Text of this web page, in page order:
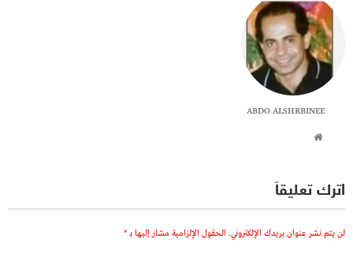
ABDO ALSHRBINEE
اترك تعليقاً
لن يتم نشر عنوان بريدك الإلكتروني. الحقول الإلزامية مشار إليها بـ *